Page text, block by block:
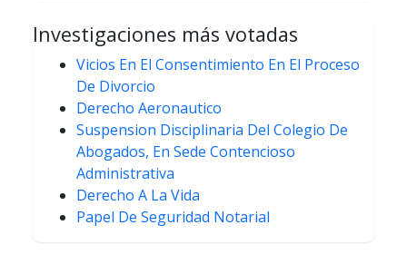
Investigaciones más votadas
Vicios En El Consentimiento En El Proceso
De Divorcio
Derecho Aeronautico
Suspension Disciplinaria Del Colegio De
Abogados, En Sede Contencioso
Administrativa
Derecho A La Vida
Papel De Seguridad Notarial